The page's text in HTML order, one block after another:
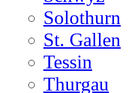
Solothurn
St. Gallen
Tessin
Thurgau